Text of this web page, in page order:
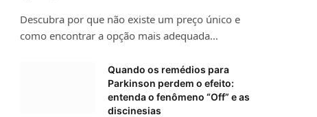
Descubra por que não existe um preço único e
como encontrar a opção mais adequada…
Quando os remédios para
Parkinson perdem o efeito:
entenda o fenômeno “Off” e as
discinesias